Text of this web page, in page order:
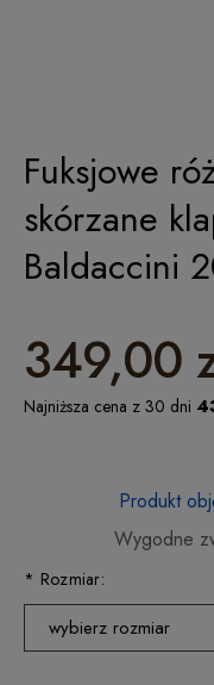
Fuksjowe
skórzane
Baldaccini
349,00
Najniższa cena z 30 dni
Produkt
Wygodne
* Rozmiar:
wybierz rozmiar